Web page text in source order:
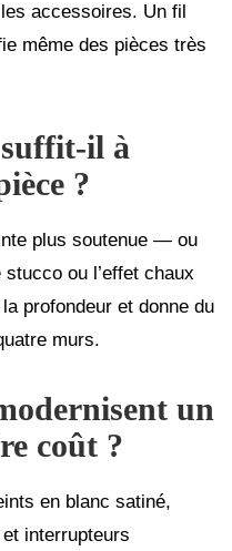
accessoires. Un fil
même des pièces très
il à
?
plus soutenue — ou
ou l’effet chaux
profondeur et donne du
murs.
un
coût ?
en blanc satiné,
interrupteurs